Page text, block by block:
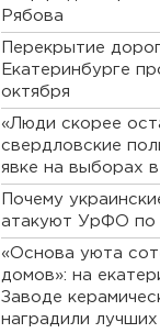
Рябова
Перекрытие
Екатеринбурге
октября
«Люди скорее
свердловские
явке на выборах
Почему
атакуют УрФО по
«Основа уюта
домов»: на
Заводе
наградили